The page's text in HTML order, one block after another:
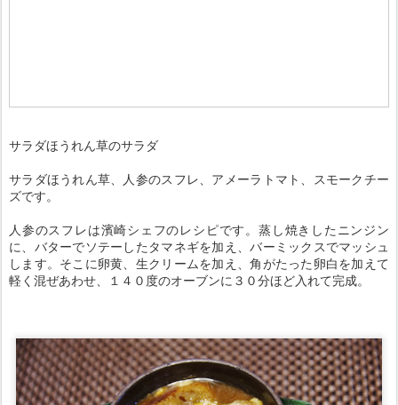
サラダほうれん草のサラダ
サラダほうれん草、人参のスフレ、アメーラトマト、スモークチー
ズです。
人参のスフレは濱崎シェフのレシピです。蒸し焼きしたニンジン
に、バターでソテーしたタマネギを加え、バーミックスでマッシュ
します。そこに卵黄、生クリームを加え、角がたった卵白を加えて
軽く混ぜあわせ、１４０度のオーブンに３０分ほど入れて完成。